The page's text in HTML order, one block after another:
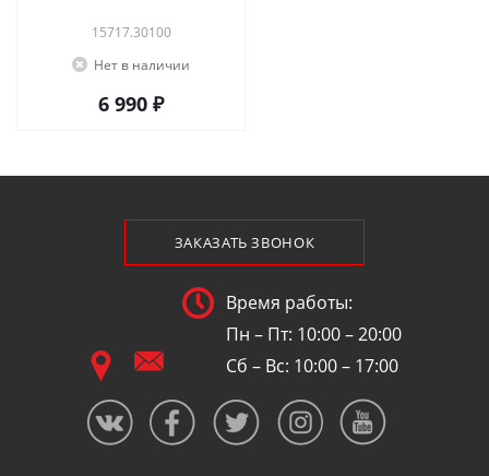
15717.30100
Нет в наличии
6 990 ₽
ЗАКАЗАТЬ ЗВОНОК
Время работы:
Пн – Пт: 10:00 – 20:00
Сб – Вс: 10:00 – 17:00